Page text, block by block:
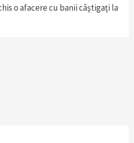
o afacere cu banii câştigaţi la